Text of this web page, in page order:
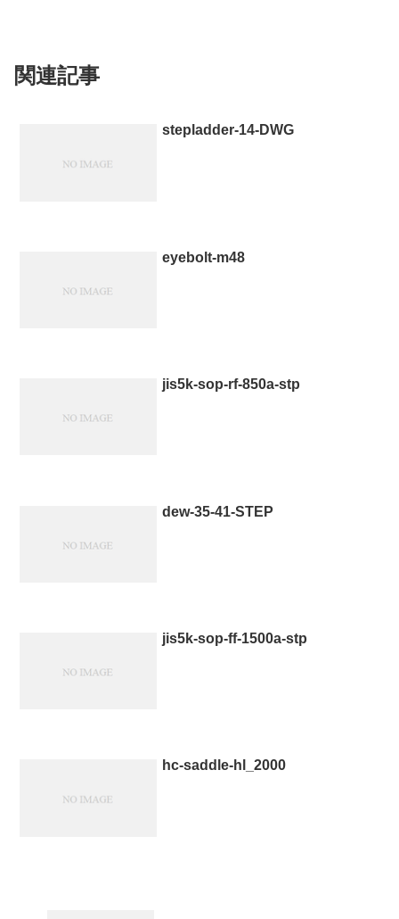
関連記事
stepladder-14-DWG
eyebolt-m48
jis5k-sop-rf-850a-stp
dew-35-41-STEP
jis5k-sop-ff-1500a-stp
hc-saddle-hl_2000